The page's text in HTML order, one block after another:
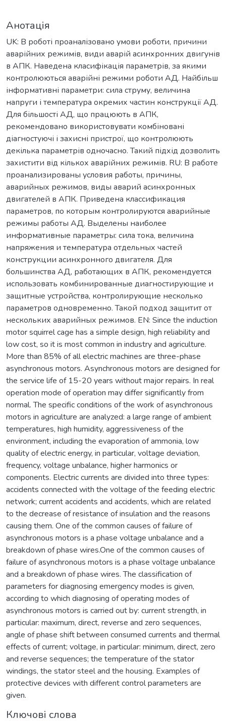
Анотація
UK: В роботі проаналізовано умови роботи, причини
аварійних режимів, види аварій асинхронних двигунів
в АПК. Наведена класифікація параметрів, за якими
контролюються аварійні режими роботи АД. Найбільш
інформативні параметри: сила струму, величина
напруги і температура окремих частин конструкції АД.
Для більшості АД, що працюють в АПК,
рекомендовано використовувати комбіновані
діагностуючі і захисні пристрої, що контролюють
декілька параметрів одночасно. Такий підхід дозволить
захистити від кількох аварійних режимів. RU: В работе
проанализированы условия работы, причины,
аварийных режимов, виды аварий асинхронных
двигателей в АПК. Приведена классификация
параметров, по которым контролируются аварийные
режимы работы АД. Выделены наиболее
информативные параметры: сила тока, величина
напряжения и температура отдельных частей
конструкции асинхронного двигателя. Для
большинства АД, работающих в АПК, рекомендуется
использовать комбинированные диагностирующие и
защитные устройства, контролирующие несколько
параметров одновременно. Такой подход защитит от
нескольких аварийных режимов. EN: Since the induction
motor squirrel cage has a simple design, high reliability and
low cost, so it is most common in industry and agriculture.
More than 85% of all electric machines are three-phase
asynchronous motors. Asynchronous motors are designed for
the service life of 15-20 years without major repairs. In real
operation mode of operation may differ significantly from
normal. The specific conditions of the work of asynchronous
motors in agriculture are analyzed: a large range of ambient
temperatures, high humidity, aggressiveness of the
environment, including the evaporation of ammonia, low
quality of electric energy, in particular, voltage deviation,
frequency, voltage unbalance, higher harmonics or
components. Electric currents are divided into three types:
accidents connected with the voltage of the feeding electric
network; current accidents and accidents, which are related
to the decrease of resistance of insulation and the reasons
causing them. One of the common causes of failure of
asynchronous motors is a phase voltage unbalance and a
breakdown of phase wires.One of the common causes of
failure of asynchronous motors is a phase voltage unbalance
and a breakdown of phase wires. The classification of
parameters for diagnosing emergency modes is given,
according to which diagnosing of operating modes of
asynchronous motors is carried out by: current strength, in
particular: maximum, direct, reverse and zero sequences,
angle of phase shift between consumed currents and thermal
effects of current; voltage, in particular: minimum, direct, zero
and reverse sequences; the temperature of the stator
windings, the stator steel and the housing. Examples of
protective devices with different control parameters are
given.
Ключові слова